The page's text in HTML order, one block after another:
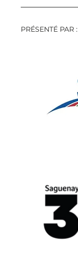
PRÉSENTÉ PAR :